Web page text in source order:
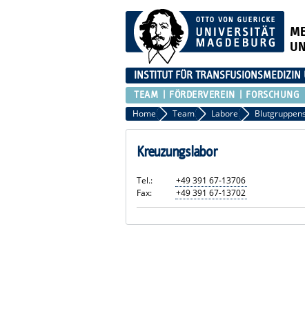
INSTITUT FÜR
TEAM FÖRDERVEREIN FORSCHUNG
Home Team Labore
Kreuzungslabor
Tel.:
+49 391 67-13706
Fax:
+49 391 67-13702